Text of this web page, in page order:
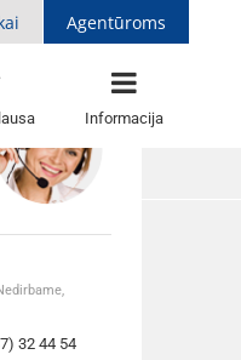
Agentūroms
Informacija
32 44 54